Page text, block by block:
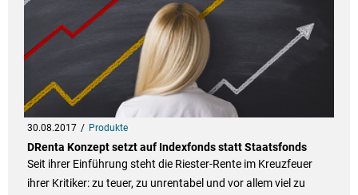
30.08.2017 Produkte
DRenta Konzept setzt auf Indexfonds statt Staatsfonds
Seit ihrer Einführung steht die Riester-Rente im Kreuzfeuer
ihrer Kritiker: zu teuer, zu unrentabel und vor allem viel zu